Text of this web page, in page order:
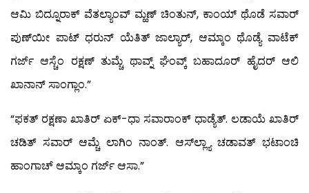
ಆಮಿ ಬಿದ್ನೂರಾಕ್ ವೆತಲ್ಯಾಂವ್ ಮ್ಹಣ್ ಚಿಂತುನ್, ಕಾಂಯ್ ಥೊಡೆ ಸವಾರ್
ಪುಣ್‍ಯೀ ಪಾಟ್ ಧರುನ್ ಯೆತಿತ್ ಜಾಲ್ಯಾರ್, ಆಮ್ಕಾಂ ಥೊಡ್ಯೆ ವಾಟೆಕ್
ಗರ್ಜ್ ಆಸ್ಚೆಂ ರಕ್ಷಣ್ ತುಮ್ಚೆ ಥಾವ್ನ್ ಘೆಂವ್ಕ್ ಬಹಾದೂರ್ ಹೈದರ್ ಆಲಿ
ಖಾನಾನ್ ಸಾಂಗ್ಲಾಂ.”
“ಫಕತ್ ರಕ್ಷಣಾ ಖಾತಿರ್ ಏಕ್-ಧಾ ಸವಾರಾಂಕ್ ಧಾಡ್ಯೆತ್. ಲಡಾಯೆ ಖಾತಿರ್
ಚಡಿತ್ ಸವಾರ್ ಆಮ್ಚೆ ಲಾಗಿಂ ನಾಂತ್. ಆಸ್‍ಲ್ಲ್ಯಾ ಚಡಾವತ್ ಭಟಾಂಚಿ
ಹಾಂಗಾಚ್ ಆಮ್ಕಾಂ ಗರ್ಜ್ ಆಸಾ.”